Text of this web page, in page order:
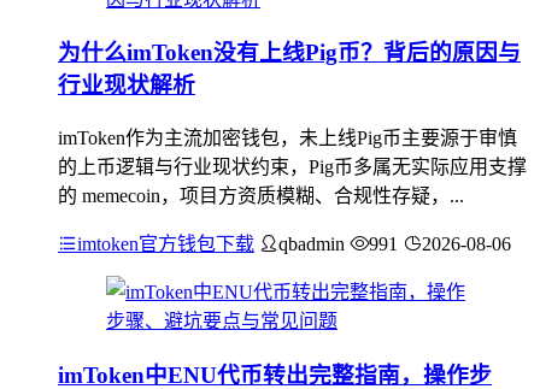
为什么imToken没有上线Pig币？背后的原因与
行业现状解析
imToken作为主流加密钱包，未上线Pig币主要源于审慎
的上币逻辑与行业现状约束，Pig币多属无实际应用支撑
的 memecoin，项目方资质模糊、合规性存疑，...
imtoken官方钱包下载 qbadmin 991 2026-08-06
imToken中ENU代币转出完整指南，操作步